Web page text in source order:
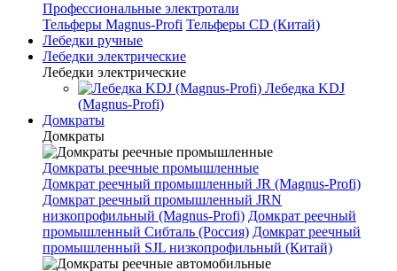
Профессиональные электротали
Тельферы Magnus-Profi Тельферы CD (Китай)
Лебедки ручные
Лебедки электрические
Лебедки электрические
Лебедка KDJ
(Magnus-Profi)
Домкраты
Домкраты
Домкраты реечные промышленные
Домкрат реечный промышленный JR (Magnus-Profi)
Домкрат реечный промышленный JRN
низкопрофильный (Magnus-Profi) Домкрат реечный
промышленный Сибталь (Россия) Домкрат реечный
промышленный SJL низкопрофильный (Китай)